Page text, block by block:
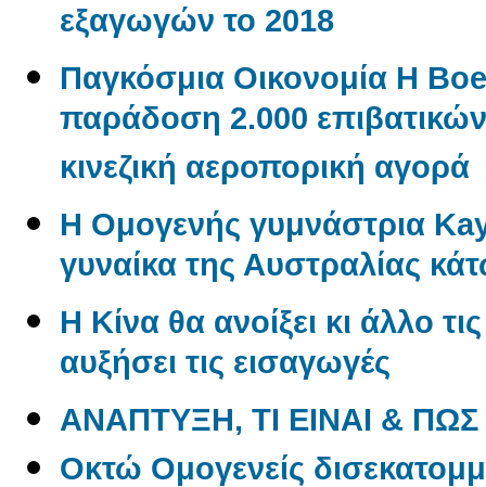
εξαγωγών το 2018
Παγκόσμια Οικονομία Η
παράδοση 2.000
κινεζική αεροπορική αγορά
Η Ομογενής γυμνάστρια
γυναίκα της Αυστραλίας
Η Κίνα θα ανοίξει κι άλλο
αυξήσει τις εισαγωγές
ΑΝΑΠΤΥΞΗ, ΤΙ ΕΙΝΑΙ &
Oκτώ Ομογενείς